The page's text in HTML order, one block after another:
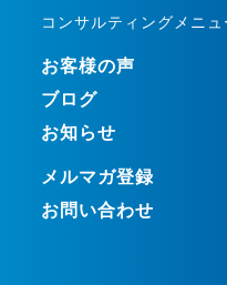
コンサルティングメニュ
お客様の声
ブログ
お知らせ
メルマガ登録
お問い合わせ